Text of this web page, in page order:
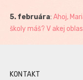
5. februára: Ahoj,
školy máš? V akej
KONTAKT